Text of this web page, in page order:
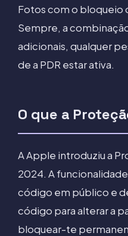
Fotos com o bloqueio
Sempre, a
adicionais, qualquer
de a PDR estar ativa.
O que a
A Apple introduziu a
2024. A
código em público e
código para alterar a
bloquear-te